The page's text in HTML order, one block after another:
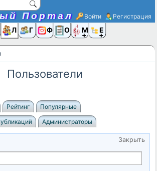
Портал Войти Регистрация
иЛюди
Группы
Фото Ещё
Пользователи
Рейтинг
Популярные
Администраторы
Закрыть